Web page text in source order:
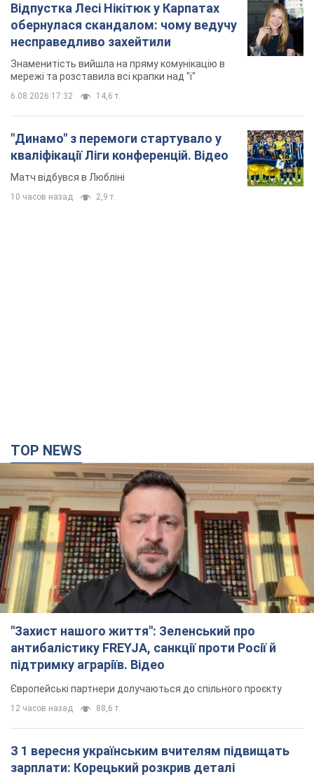
Відпустка Лесі Нікітюк у Карпатах
обернулася скандалом: чому ведучу
несправедливо захейтили
Знаменитість вийшла на пряму комунікацію в
мережі та розставила всі крапки над "і"
6.08.2026 17:32 14,6 т.
"Динамо" з перемоги стартувало у
кваліфікації Ліги конференцій. Відео
Матч відбувся в Любліні
10 часов назад 2,9 т.
TOP NEWS
"Захист нашого життя": Зеленський про
антибалістику FREYJA, санкції проти Росії й
підтримку аграріїв. Відео
Європейські партнери долучаються до спільного проєкту
12 часов назад 88,6 т.
З 1 вересня українським вчителям підвищать
зарплати: Корецький розкрив деталі